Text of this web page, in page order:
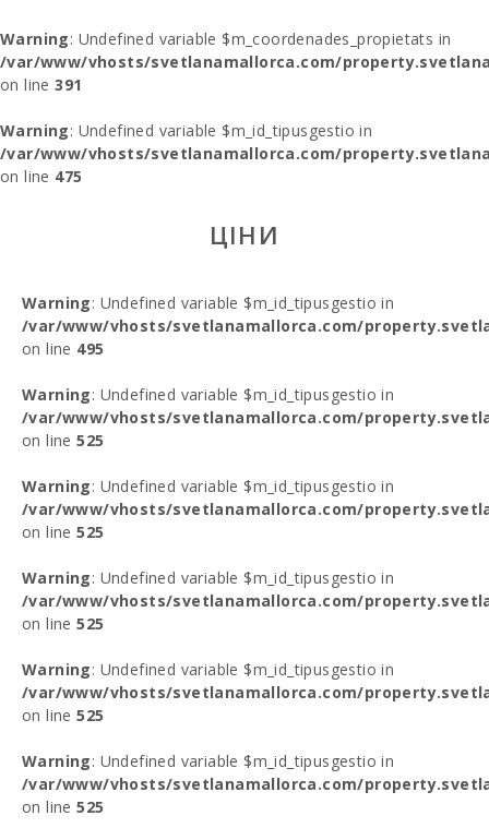
Warning: Undefined variable $m_coordenades_propietats in
/var/www/vhosts/svetlanamallorca.com/
on line391
Warning: Undefined variable $m_id_tipusgestio in
/var/www/vhosts/svetlanamallorca.com/
on line 475
ЦІНИ
Warning: Undefined variable $m_id_tipusgestio in
/var/www/vhosts/svetlanamallorca.com/
on line 495
Warning: Undefined variable $m_id_tipusgestio in
/var/www/vhosts/svetlanamallorca.com/
on line525
Warning: Undefined variable $m_id_tipusgestio in
/var/www/vhosts/svetlanamallorca.com/
on line525
Warning: Undefined variable $m_id_tipusgestio in
/var/www/vhosts/svetlanamallorca.com/
on line525
Warning: Undefined variable $m_id_tipusgestio in
/var/www/vhosts/svetlanamallorca.com/
on line525
Warning: Undefined variable $m_id_tipusgestio in
/var/www/vhosts/svetlanamallorca.com/
on line525